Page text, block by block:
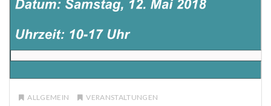
ALLGEMEIN VERANSTALTUNGEN